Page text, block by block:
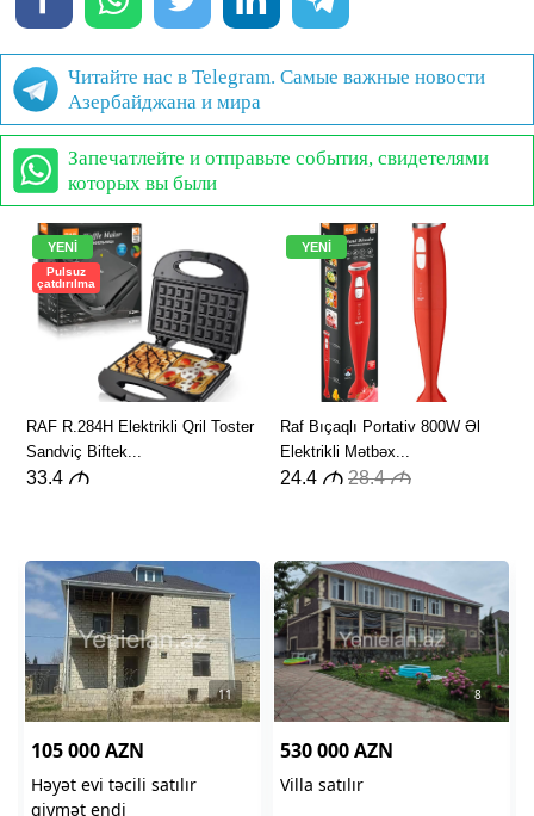
Читайте нас в Telegram. Самые важные новости
Азербайджана и мира
Запечатлейте и отправьте события, свидетелями
которых вы были